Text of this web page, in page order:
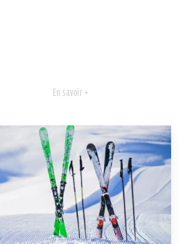
En savoir +